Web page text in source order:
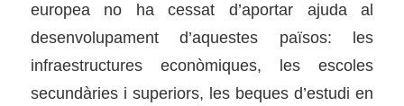
europea no ha cessat d’aportar ajuda al
desenvolupament d’aquestes països: les
infraestructures econòmiques, les escoles
secundàries i superiors, les beques d’estudi en